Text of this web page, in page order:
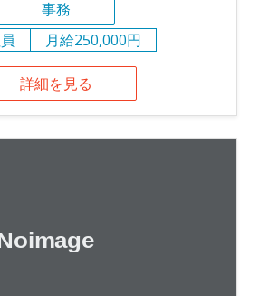
事務
月給250,000円
詳細を見る